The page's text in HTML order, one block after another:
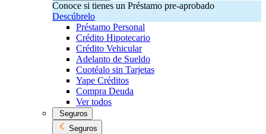
Conoce si tienes un Préstamo pre-aprobado
Descúbrelo
Préstamo Personal
Crédito Hipotecario
Crédito Vehicular
Adelanto de Sueldo
Cuotéalo sin Tarjetas
Yape Créditos
Compra Deuda
Ver todos
Seguros
Seguros